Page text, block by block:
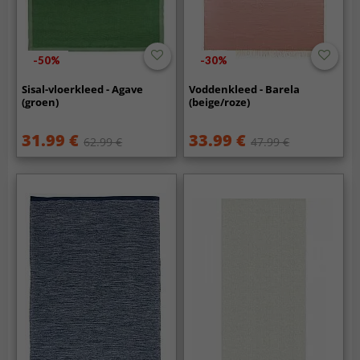
-50%
Sisal-vloerkleed - Agave
(groen)
31.99 € 62.99 €
-30%
Voddenkleed - Barela
(beige/roze)
33.99 € 47.99 €